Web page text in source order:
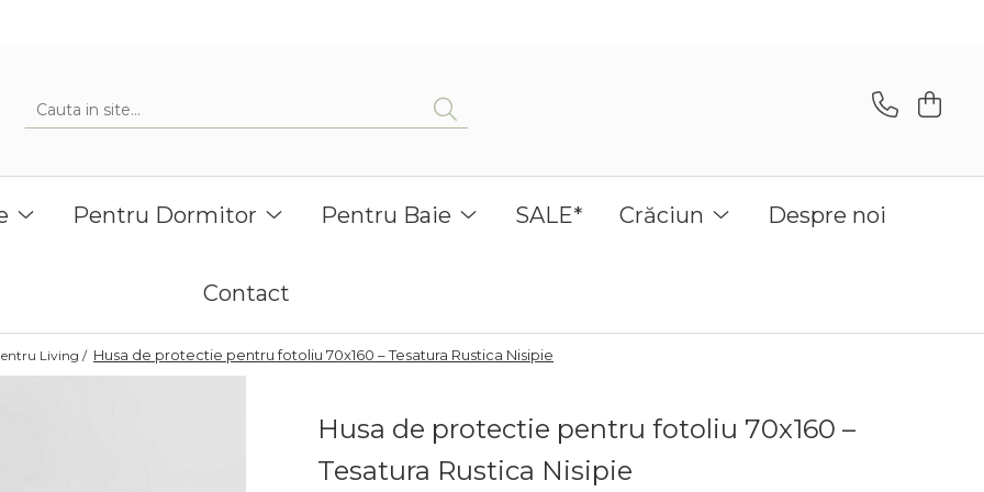
Pentru Dormitor Pentru Baie SALE* Crăciun Despre noi
Contact
Living / Husa de protectie pentru fotoliu 70x160 – Tesatura Rustica Nisipie
Husa de protectie pentru fotoliu 70x160 –
Tesatura Rustica Nisipie